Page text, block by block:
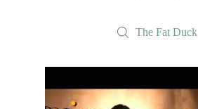
The Fat Duck